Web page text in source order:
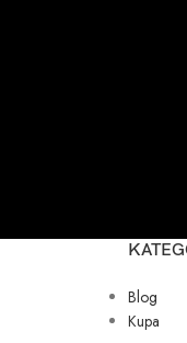
Blog
Kupa